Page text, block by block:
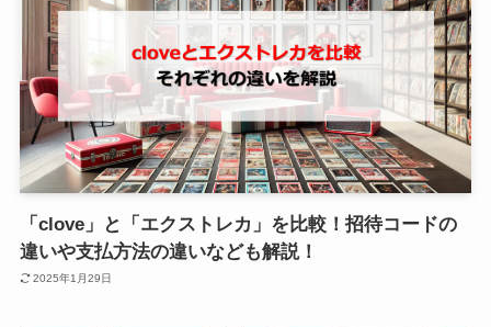
「clove」と「エクストレカ」を比較！招待コードの
違いや支払方法の違いなども解説！
2025年1月29日